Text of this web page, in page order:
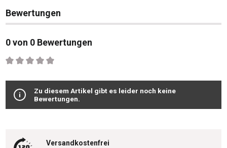
Bewertungen
0 von 0 Bewertungen
Durchschnittliche Bewertung von 0 von 5 Sternen
Zu diesem Artikel gibt es leider noch keine
Bewertungen.
Versandkostenfrei